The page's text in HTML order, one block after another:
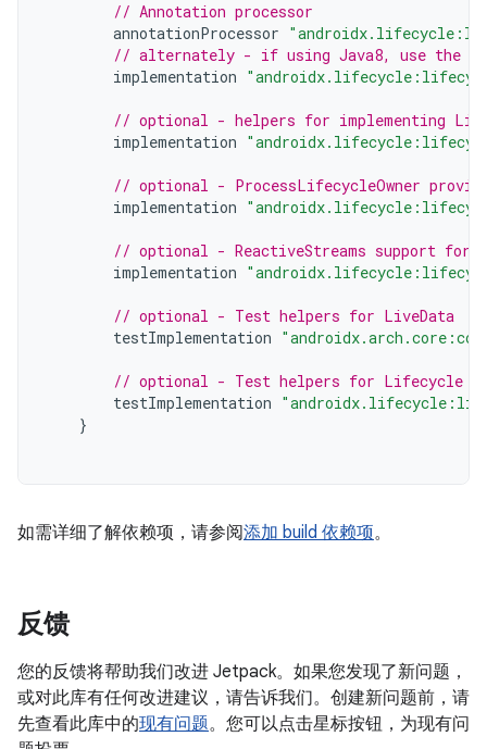
// Annotation processor
annotationProcessor
// alternately - if using Java8, use the
implementation
// optional - helpers for implementing
implementation
// optional - ProcessLifecycleOwner
implementation
// optional - ReactiveStreams support for
implementation
// optional - Test helpers for LiveData
testImplementation
// optional - Test helpers for Lifecycle
testImplementation
}
如需详细了解依赖项，请参阅添加 build 依赖项。
反馈
您的反馈将帮助我们改进 Jetpack。如果您发现了新问题，
或对此库有任何改进建议，请告诉我们。创建新问题前，请
先查看此库中的现有问题。您可以点击星标按钮，为现有问